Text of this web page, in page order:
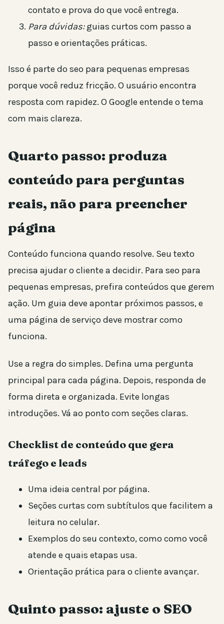
contato e prova do que você entrega.
Para dúvidas:guias curtos com passo a
passo e orientações práticas.
Isso é parte do seo para pequenas empresas
porque você reduz fricção. O usuário encontra
resposta com rapidez. O Google entende o tema
com mais clareza.
Quarto passo: produza
conteúdo para perguntas
reais, não para preencher
página
Conteúdo funciona quando resolve. Seu texto
precisa ajudar o cliente a decidir. Para seo para
pequenas empresas, prefira conteúdos que gerem
ação. Um guia deve apontar próximos passos, e
uma página de serviço deve mostrar como
funciona.
Use a regra do simples. Defina uma pergunta
principal para cada página. Depois, responda de
forma direta e organizada. Evite longas
introduções. Vá ao ponto com seções claras.
Checklist de conteúdo que gera
tráfego e leads
Uma ideia central por página.
Seções curtas com subtítulos que facilitem a
leitura no celular.
Exemplos do seu contexto, como como você
atende e quais etapas usa.
Orientação prática para o cliente avançar.
Quinto passo: ajuste o SEO